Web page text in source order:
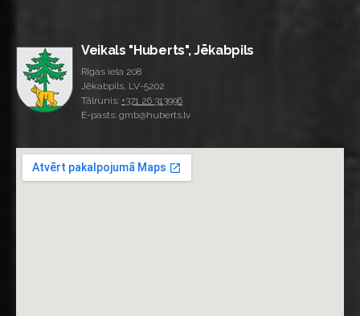
Veikals "Huberts", Jēkabpils
Rīgas iela 208
Jēkabpils, LV-5202
Tālrunis: +371 26 313996
E-pasts: gmb@huberts.lv